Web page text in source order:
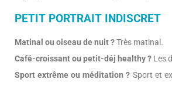
PETIT PORTRAIT INDISCRET
Matinal ou oiseau de nuit ?Très matinal.
Café-croissant ou petit-déj healthy ? Les
Sport extrême ou méditation ? Sport et